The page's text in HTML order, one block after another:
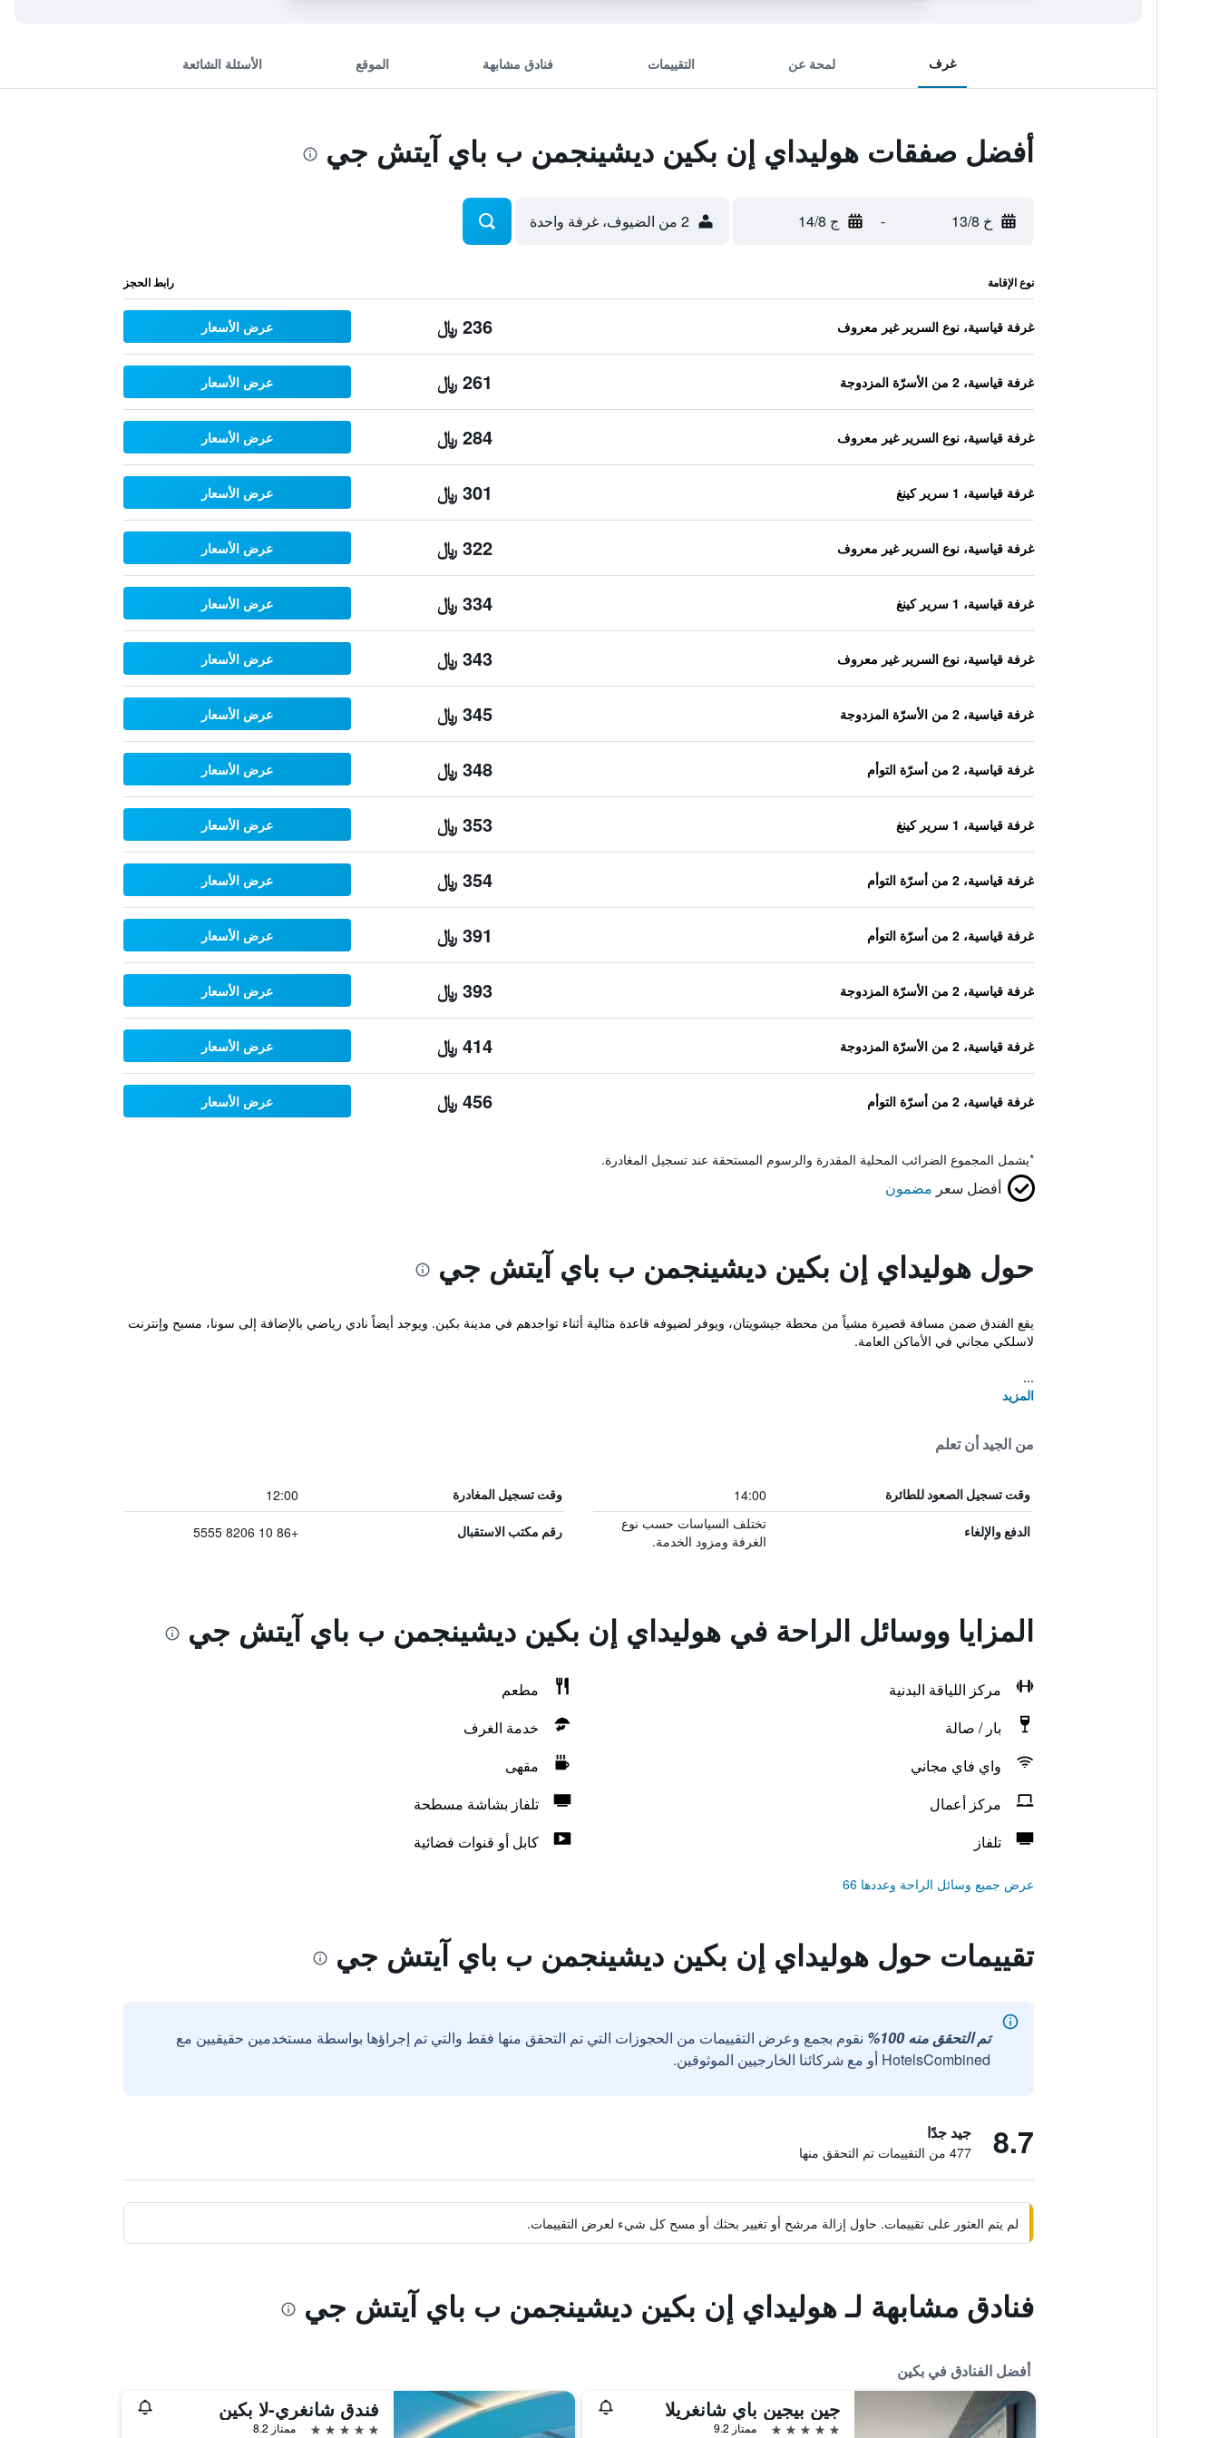
غرف لمحة عن التقييمات فنادق مشابهة الموقع الأسئلة الشائعة
أفضل صفقات هوليداي إن بكين ديشينجمن ب باي آيتش جي
خ 13/8 - ج 14/8 2 من الضيوف، غرفة واحدة
نوع الإقامة رابط الحجز
غرفة قياسية، نوع السرير غير معروف 236 ﷼ عرض الأسعار
غرفة قياسية، 2 من الأسرّة المزدوجة 261 ﷼ عرض الأسعار
غرفة قياسية، نوع السرير غير معروف 284 ﷼ عرض الأسعار
غرفة قياسية، 1 سرير كينغ 301 ﷼ عرض الأسعار
غرفة قياسية، نوع السرير غير معروف 322 ﷼ عرض الأسعار
غرفة قياسية، 1 سرير كينغ 334 ﷼ عرض الأسعار
غرفة قياسية، نوع السرير غير معروف 343 ﷼ عرض الأسعار
غرفة قياسية، 2 من الأسرّة المزدوجة 345 ﷼ عرض الأسعار
غرفة قياسية، 2 من أسرّة التوأم 348 ﷼ عرض الأسعار
غرفة قياسية، 1 سرير كينغ 353 ﷼ عرض الأسعار
غرفة قياسية، 2 من أسرّة التوأم 354 ﷼ عرض الأسعار
غرفة قياسية، 2 من أسرّة التوأم 391 ﷼ عرض الأسعار
غرفة قياسية، 2 من الأسرّة المزدوجة 393 ﷼ عرض الأسعار
غرفة قياسية، 2 من الأسرّة المزدوجة 414 ﷼ عرض الأسعار
غرفة قياسية، 2 من أسرّة التوأم 456 ﷼ عرض الأسعار
*يشمل المجموع الضرائب المحلية المقدرة والرسوم المستحقة عند تسجيل المغادرة.
أفضل سعر مضمون
حول هوليداي إن بكين ديشينجمن ب باي آيتش جي
يقع الفندق ضمن مسافة قصيرة مشياً من محطة جيشويتان، ويوفر لضيوفه قاعدة مثالية أثناء تواجدهم في مدينة بكين. ويوجد أيضاً نادي رياضي بالإضافة إلى سونا، مسبح وإنترنت
لاسلكي مجاني في الأماكن العامة.
...
المزيد
من الجيد أن تعلم
وقت تسجيل الصعود للطائرة 14:00 وقت تسجيل المغادرة 12:00
الدفع والإلغاء
تختلف السياسات حسب نوع
الغرفة ومزود الخدمة.
رقم مكتب الاستقبال +86 10 8206 5555
المزايا ووسائل الراحة في هوليداي إن بكين ديشينجمن ب باي آيتش جي
مركز اللياقة البدنية
مطعم
بار / صالة
خدمة الغرف
واي فاي مجاني
مقهى
مركز أعمال
تلفاز بشاشة مسطحة
تلفاز
كابل أو قنوات فضائية
عرض جميع وسائل الراحة وعددها 66
تقييمات حول هوليداي إن بكين ديشينجمن ب باي آيتش جي
تم التحقق منه 100%
نقوم بجمع وعرض التقييمات من الحجوزات التي تم التحقق منها فقط والتي تم إجراؤها بواسطة مستخدمين حقيقيين مع
HotelsCombined أو مع شركائنا الخارجيين الموثوقين.
8.7 جيد جدًا
477 من التقييمات تم التحقق منها
لم يتم العثور على تقييمات. حاول إزالة مرشح أو تغيير بحثك أو مسح كل شيء لعرض التقييمات.
فنادق مشابهة لـ هوليداي إن بكين ديشينجمن ب باي آيتش جي
أفضل الفنادق في بكين
جين بيجين باي شانغريلا
5 نجوم
ممتاز 9.2
فندق شانغري-لا بكين
5 نجوم
ممتاز 8.2